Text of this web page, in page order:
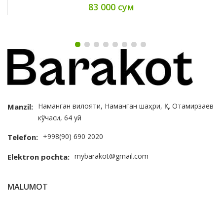
83 000 сум
Manzil: Наманган вилояти, Наманган шаҳри, Қ. Отамирзаев
кўчаси, 64 уй
Telefon: +998(90) 690 2020
Elektron pochta: mybarakot@gmail.com
MALUMOT